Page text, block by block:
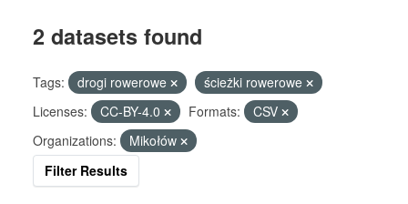
2 datasets found
Tags: drogi rowerowe
ścieżki rowerowe
Licenses:
CC-BY-4.0 Formats:
CSV
Organizations:
Mikołów
Filter Results